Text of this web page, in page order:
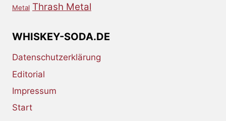
Metal Thrash Metal
WHISKEY-SODA.DE
Datenschutzerklärung
Editorial
Impressum
Start